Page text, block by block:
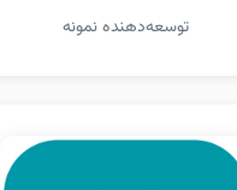
توسعه‌دهنده نمونه